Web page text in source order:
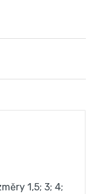
1,5; 3; 4;